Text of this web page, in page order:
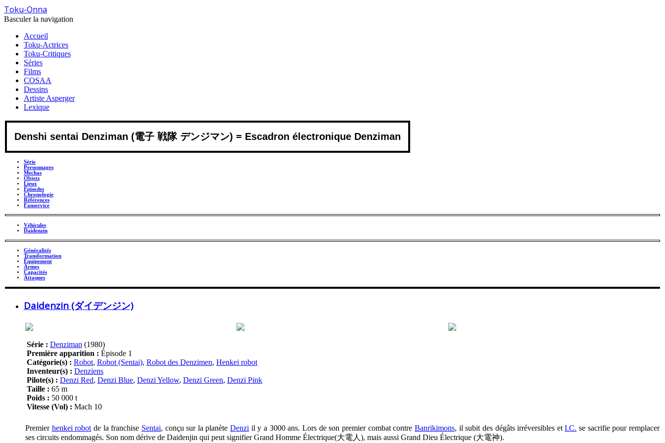
Toku-Onna
Basculer la navigation
Accueil
Toku-Actrices
Toku-Critiques
Séries
Films
COSAA
Dessins
Artiste Asperger
Lexique
Denshi sentai Denziman (電子 戦隊 デンジマン) = Escadron électronique Denziman
Série
Personnages
Mechas
Objets
Lieux
Épisodes
Chronologie
Références
Fanservice
Véhicules
Daidenzin
Généralités
Transformation
Équipement
Armes
Capacités
Attaques
Daidenzin (ダイデンジン)
Série : Denziman (1980)
Première apparition : Épisode 1
Catégorie(s) : Robot, Robot (Sentai), Robot des Denzimen, Henkei robot
Inventeur(s) : Denziens
Pilote(s) : Denzi Red, Denzi Blue, Denzi Yellow, Denzi Green, Denzi Pink
Taille : 65 m
Poids : 50 000 t
Vitesse (Vol) : Mach 10
Premier henkei robot de la franchise Sentai, conçu sur la planèteDenzi il y a 3000 ans. Lors de son premier combat contre Banrikimons, il subit des dégâts irréversibles etI.C. se sacrifie pour remplacer
ses circuits endommagés. Son nom dérive de Daidenjin qui peut signifier Grand Homme Électrique(大電人), mais aussi Grand Dieu Électrique (大電神).